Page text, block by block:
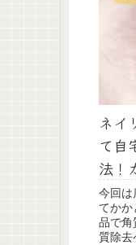
ネイ
て自
法！
今回は
てか
品で角
質除去